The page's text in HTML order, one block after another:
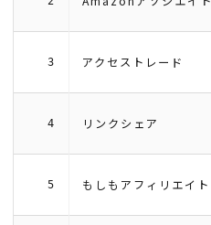
3 アクセストレード
4 リンクシェア
5 もしもアフィリエイト